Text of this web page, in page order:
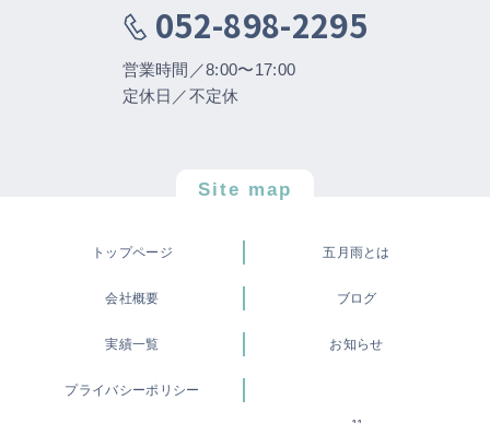
052-898-2295
営業時間／8:00〜17:00
定休日／不定休
Site map
トップページ 五月雨とは
会社概要 ブログ
実績一覧 お知らせ
プライバシーポリシー